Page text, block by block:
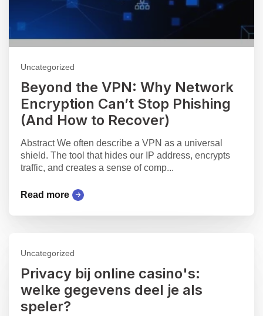
Uncategorized
Beyond the VPN: Why Network
Encryption Can’t Stop Phishing
(And How to Recover)
Abstract We often describe a VPN as a universal
shield. The tool that hides our IP address, encrypts
traffic, and creates a sense of comp...
Read more
Uncategorized
Privacy bij online casino's:
welke gegevens deel je als
speler?